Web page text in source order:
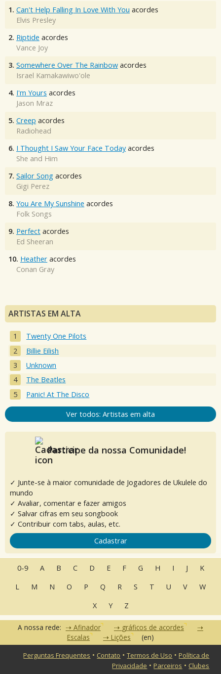
1. Can't Help Falling In Love With You acordes
Elvis Presley
2. Riptide acordes
Vance Joy
3. Somewhere Over The Rainbow acordes
Israel Kamakawiwo'ole
4. I'm Yours acordes
Jason Mraz
5. Creep acordes
Radiohead
6. I Thought I Saw Your Face Today acordes
She and Him
7. Sailor Song acordes
Gigi Perez
8. You Are My Sunshine acordes
Folk Songs
9. Perfect acordes
Ed Sheeran
10. Heather acordes
Conan Gray
ARTISTAS EM ALTA
Twenty One Pilots
Billie Eilish
Unknown
The Beatles
Panic! At The Disco
Ver todos: Artistas em alta
Participe da nossa Comunidade!
✓ Junte-se à maior comunidade de Jogadores de Ukulele do
mundo
✓ Avaliar, comentar e fazer amigos
✓ Salvar cifras em seu songbook
✓ Contribuir com tabs, aulas, etc.
Cadastrar
0-9 A B C D E F G H I J
K
L
M N O P Q R S T U V
W
X
Y Z
A nossa rede: Afinador
gráficos de acordes
Escalas
Lições (en)
Perguntas Frequentes • Contato •Termos de Uso •Política de
Privacidade •Parceiros • Clubes